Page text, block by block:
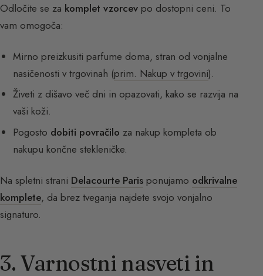
Odločite se za komplet vzorcev po dostopni ceni. To
vam omogoča:
Mirno preizkusiti parfume doma, stran od vonjalne
nasičenosti v trgovinah (prim. Nakup v trgovini).
Živeti z dišavo več dni in opazovati, kako se razvija na
vaši koži.
Pogosto dobiti povračilo za nakup kompleta ob
nakupu končne stekleničke.
Na spletni strani Delacourte Paris ponujamo odkrivalne
komplete, da brez tveganja najdete svojo vonjalno
signaturo.
3. Varnostni nasveti in